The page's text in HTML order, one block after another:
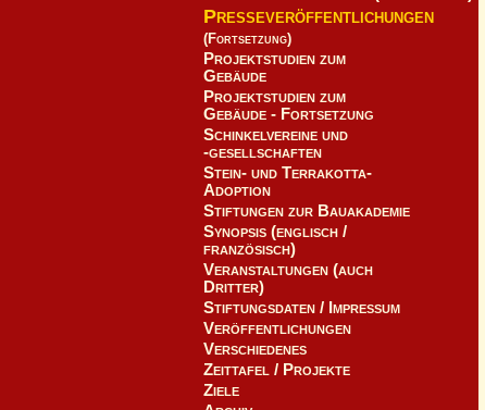
Presseveröffentlichungen
(Fortsetzung)
Projektstudien zum
Gebäude
Projektstudien zum
Gebäude - Fortsetzung
Schinkelvereine und
-gesellschaften
Stein- und Terrakotta-
Adoption
Stiftungen zur Bauakademie
Synopsis (englisch /
französisch)
Veranstaltungen (auch
Dritter)
Stiftungsdaten / Impressum
Veröffentlichungen
Verschiedenes
Zeittafel / Projekte
Ziele